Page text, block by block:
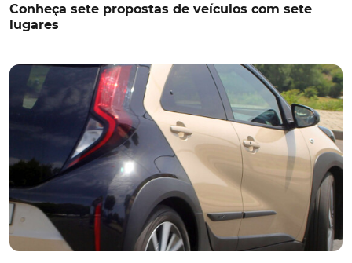
Conheça sete propostas de veículos com sete
lugares